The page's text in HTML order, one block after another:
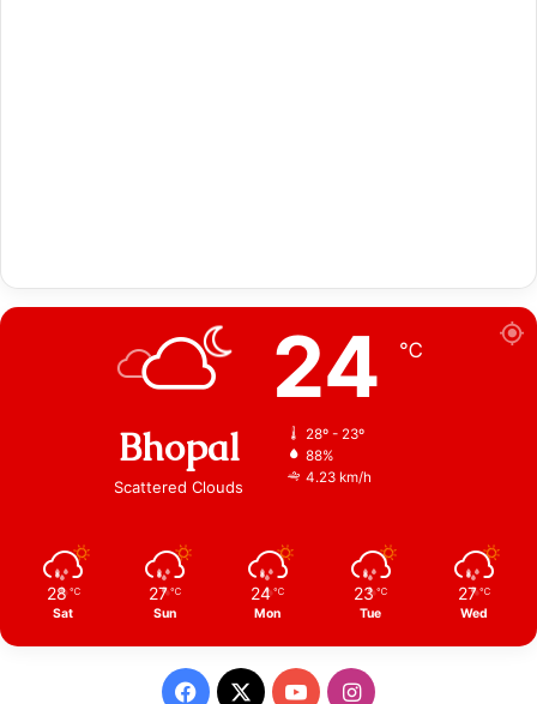
Bhopal
Scattered Clouds
24 ℃
28º - 23º
88%
4.23 km/h
28 ℃
Sat
27 ℃
Sun
24 ℃
Mon
23 ℃
Tue
27 ℃
Wed
Facebook
X YouTubeInstagram